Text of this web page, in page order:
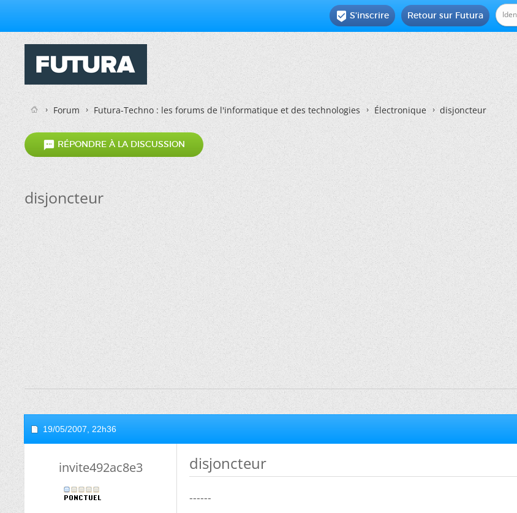
Retour sur Futura
 S'inscrire
Forum Futura-Techno : les forums de l'informatique et des technologies Électronique disjoncteur
 RÉPONDRE À LA DISCUSSION
disjoncteur
19/05/2007, 22h36
invite492ac8e3 disjoncteur
------